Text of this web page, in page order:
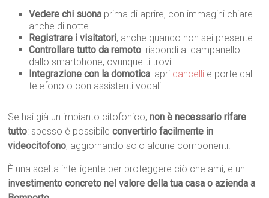
Vedere chi suona prima di aprire, con immagini chiare
anche di notte.
Registrare i visitatori, anche quando non sei presente.
Controllare tutto da remoto: rispondi al campanello
dallo smartphone, ovunque ti trovi.
Integrazione con la domotica: apri cancelli e porte dal
telefono o con assistenti vocali.
Se hai già un impianto citofonico,non è necessario rifare
tutto: spesso è possibileconvertirlo facilmente in
videocitofono, aggiornando solo alcune componenti.
È una scelta intelligente per proteggere ciò che ami, e un
investimento concreto nel valore della tua casa o azienda a